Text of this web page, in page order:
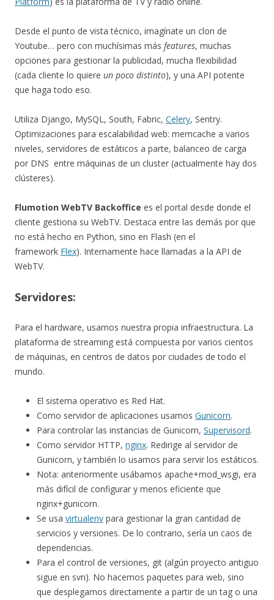
Desde el punto de vista técnico, imagínate un clon de
Youtube… pero con muchísimas más features, muchas
opciones para gestionar la publicidad, mucha flexibilidad
(cada cliente lo quiere un poco distinto), y una API potente
que haga todo eso.
Utiliza Django, MySQL, South, Fabric, Celery, Sentry.
Optimizaciones para escalabilidad web: memcache a varios
niveles, servidores de estáticos a parte, balanceo de carga
por DNS entre máquinas de un cluster (actualmente hay dos
clústeres).
Flumotion WebTV Backoffice es el portal desde donde el
cliente gestiona su WebTV. Destaca entre las demás por que
no está hecho en Python, sino en Flash (en el
framework Flex). Internamente hace llamadas a la API de
WebTV.
Servidores:
Para el hardware, usamos nuestra propia infraestructura. La
plataforma de streaming está compuesta por varios cientos
de máquinas, en centros de datos por ciudades de todo el
mundo.
El sistema operativo es Red Hat.
Como servidor de aplicaciones usamos Gunicorn.
Para controlar las instancias de Gunicorn, Supervisord.
Como servidor HTTP, nginx. Redirige al servidor de
Gunicorn, y también lo usamos para servir los estáticos.
Nota: anteriormente usábamos apache+mod_wsgi, era
más difícil de configurar y menos eficiente que
nginx+gunicorn.
Se usa virtualenv para gestionar la gran cantidad de
servicios y versiones. De lo contrario, sería un caos de
dependencias.
Para el control de versiones, git (algún proyecto antiguo
sigue en svn). No hacemos paquetes para web, sino
que desplegamos directamente a partir de un tag o una